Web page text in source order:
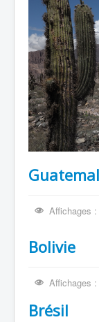
Actualités
Conseil des
Revues
Soutenir en
Contact
Liens
OIT 169
Hermano
Affichages :
Bolivie
Affichages :
Brésil